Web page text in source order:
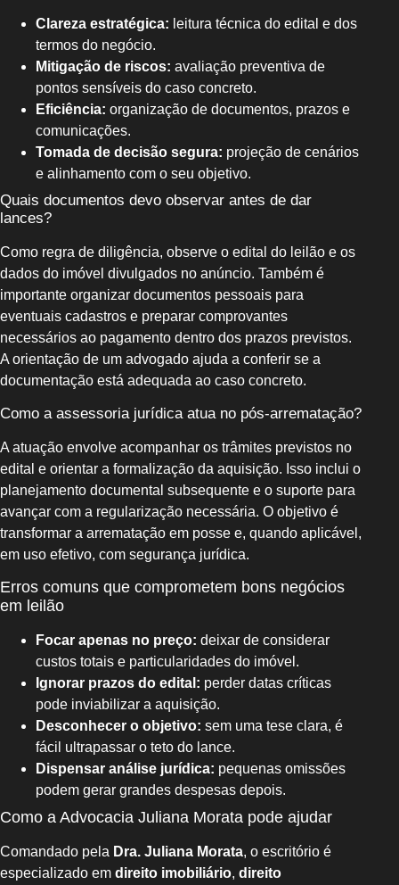
Clareza estratégica: leitura técnica do edital e dos
termos do negócio.
Mitigação de riscos: avaliação preventiva de
pontos sensíveis do caso concreto.
Eficiência: organização de documentos, prazos e
comunicações.
Tomada de decisão segura: projeção de cenários
e alinhamento com o seu objetivo.
Quais documentos devo observar antes de dar
lances?
Como regra de diligência, observe o edital do leilão e os
dados do imóvel divulgados no anúncio. Também é
importante organizar documentos pessoais para
eventuais cadastros e preparar comprovantes
necessários ao pagamento dentro dos prazos previstos.
A orientação de um advogado ajuda a conferir se a
documentação está adequada ao caso concreto.
Como a assessoria jurídica atua no pós-arrematação?
A atuação envolve acompanhar os trâmites previstos no
edital e orientar a formalização da aquisição. Isso inclui o
planejamento documental subsequente e o suporte para
avançar com a regularização necessária. O objetivo é
transformar a arrematação em posse e, quando aplicável,
em uso efetivo, com segurança jurídica.
Erros comuns que comprometem bons negócios
em leilão
Focar apenas no preço: deixar de considerar
custos totais e particularidades do imóvel.
Ignorar prazos do edital: perder datas críticas
pode inviabilizar a aquisição.
Desconhecer o objetivo: sem uma tese clara, é
fácil ultrapassar o teto do lance.
Dispensar análise jurídica: pequenas omissões
podem gerar grandes despesas depois.
Como a Advocacia Juliana Morata pode ajudar
Comandado pela Dra. Juliana Morata, o escritório é
especializado em direito imobiliário, direito